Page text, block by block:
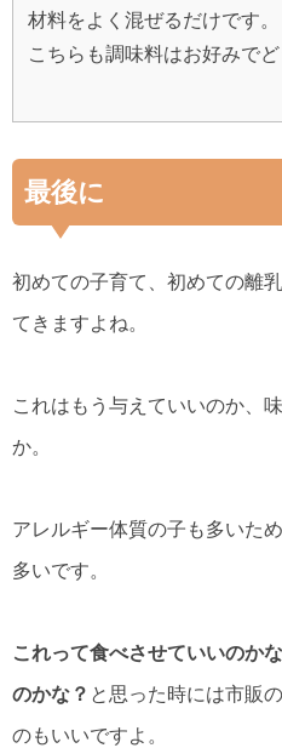
材料をよく混ぜるだけです。
こちらも調味料はお好みでど
最後に
初めての子育て、初めての離
てきますよね。
これはもう与えていいのか、
か。
アレルギー体質の子も多いた
多いです。
これって食べさせていいのか
のかな？ と思った時には市販
のもいいですよ。